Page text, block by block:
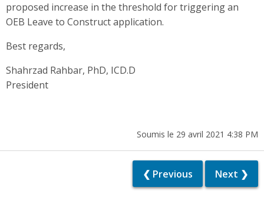
proposed increase in the threshold for triggering an
OEB Leave to Construct application.
Best regards,
Shahrzad Rahbar, PhD, ICD.D
President
Soumis le 29 avril 2021 4:38 PM
❮ Previous Next ❯